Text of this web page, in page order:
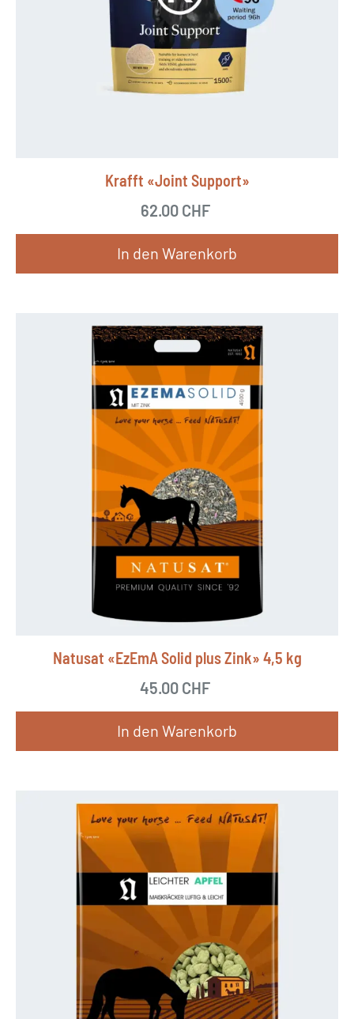
Krafft «Joint Support»
62.00 CHF
In den Warenkorb
Natusat «EzEmA Solid plus Zink» 4,5 kg
45.00 CHF
In den Warenkorb